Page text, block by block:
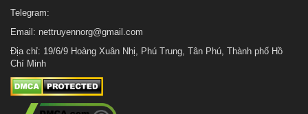
Telegram:
Email: nettruyennorg@gmail.com
Địa chỉ: 19/6/9 Hoàng Xuân Nhị, Phú Trung, Tân Phú, Thành phố Hồ
Chí Minh